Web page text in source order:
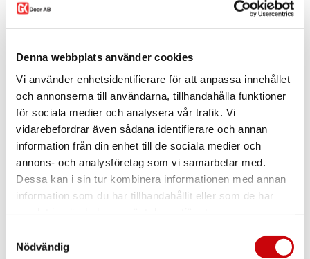
Denna webbplats använder cookies
Vi använder enhetsidentifierare för att anpassa innehållet
och annonserna till användarna, tillhandahålla funktioner
för sociala medier och analysera vår trafik. Vi
vidarebefordrar även sådana identifierare och annan
information från din enhet till de sociala medier och
annons- och analysföretag som vi samarbetar med.
Dessa kan i sin tur kombinera informationen med annan
information som du har tillhandahållit eller som de har
Nödvändig
gammal standard, tappbärande gångjärn, valfri
kulör, egna idéer. Modellen finns som enkeldörr,
pardörr i lika eller olika delning, skjutdörr samt
parskjutdörr.
Varianten finns att köpa i webshoppen. I
offertförfrågan väljer du mått, ytbehandling,
karmsamttrycke.
Kontakta oss via eller
några funderingar eller särskilda önskemål.